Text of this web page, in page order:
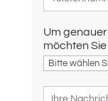
Um
möchten